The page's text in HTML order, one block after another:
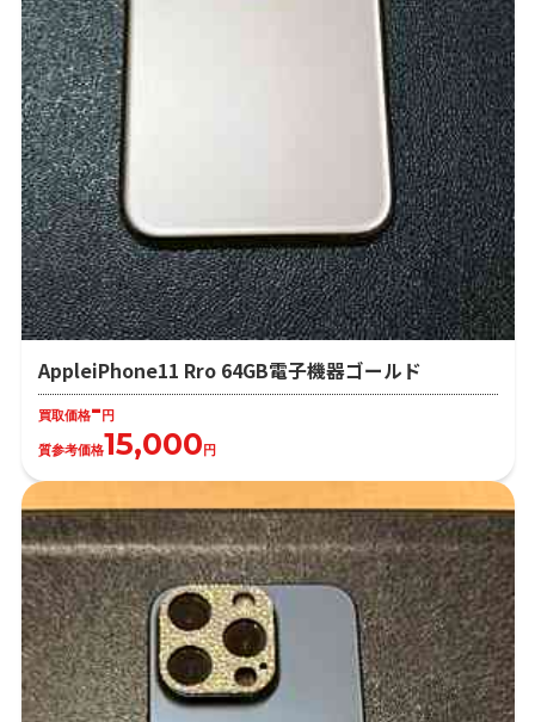
AppleiPhone11 Rro 64GB電子機器ゴールド
買取価格-円
質参考価格15,000円